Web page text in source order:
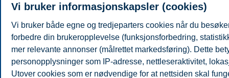
Vi bruker informasjonskapsler (cookies)
Vi bruker både egne og tredjeparters cookies når du
forbedre din brukeropplevelse (funksjonsforbedring,
mer relevante annonser (målrettet markedsføring). Dette
personopplysninger som IP-adresse, nettleseraktivitet,
Utover cookies som er nødvendige for at nettsiden skal